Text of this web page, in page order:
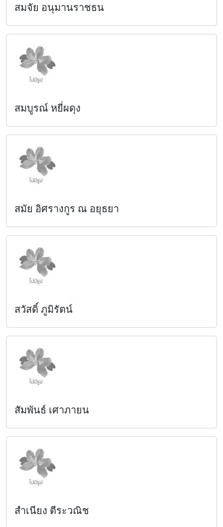
สมจัย อนุมานราชธน
สมบูรณ์ หยี่ผดุง
สมัย อิศรางกูร ณ อยุธยา
สวัสดิ์ ภูมิรัตน์
สัมพันธ์ เศาภายน
สำเนียง ตีระวณิช